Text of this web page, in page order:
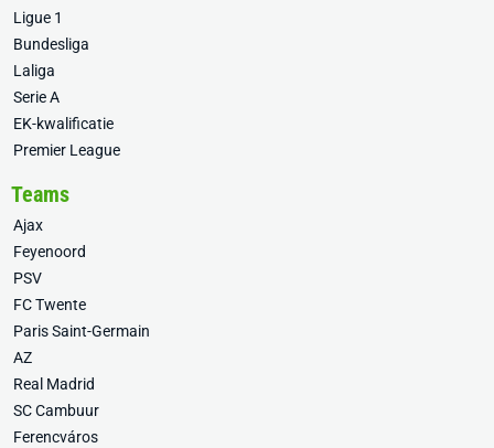
Ligue 1
Bundesliga
Laliga
Serie A
EK-kwalificatie
Premier League
Teams
Ajax
Feyenoord
PSV
FC Twente
Paris Saint-Germain
AZ
Real Madrid
SC Cambuur
Ferencváros